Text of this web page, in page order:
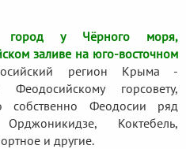
город у Чёрного моря,
заливе на юго-восточном
регион Крыма -
горсовету,
Феодосии ряд
Коктебель,
и другие.